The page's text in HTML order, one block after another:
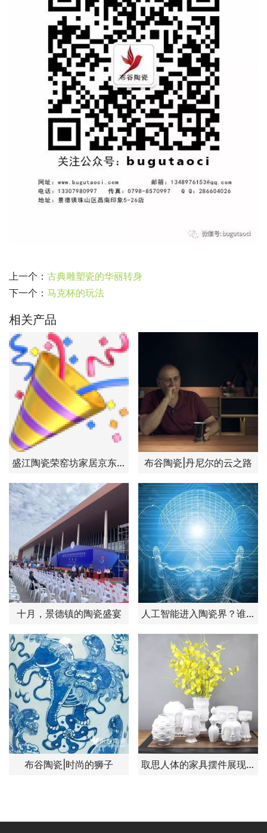
上一个： 古典雕塑瓷的华丽转身
下一个： 马克杯的玩法
相关产品
盛江陶瓷荣窑坊家居京东旗舰店双11大促 布谷陶瓷|丹尼尔的云之路
十月，景德镇的陶瓷盛宴 人工智能进入陶瓷界？谁该紧张？
布谷陶瓷|时尚的狮子 取思人体的家具摆件展现生命魅力-缪斯花瓶系列